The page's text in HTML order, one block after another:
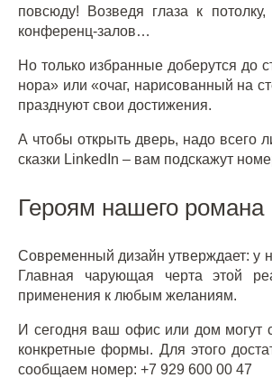
повсюду! Возведя глаза к
конференц-залов…
Но только избранные доберутся до
нора» или «очаг, нарисованный на
празднуют свои достижения.
А чтобы открыть дверь, надо всего
сказки LinkedIn – вам подскажут
Героям нашего романа
Современный дизайн утверждает: у
Главная чарующая черта этой
применения к любым желаниям.
И сегодня ваш офис или дом могут
конкретные формы. Для этого
сообщаем номер: +7 929 600 00 47